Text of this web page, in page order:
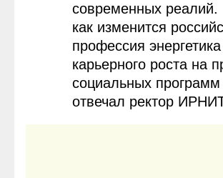
современных реалий.
как изменится
профессия
карьерного роста на
социальных
отвечал ректор